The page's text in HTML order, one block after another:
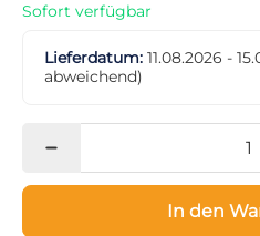
Sofort verfügbar
Lieferdatum: 11.08.2026 -
abweichend)
In den